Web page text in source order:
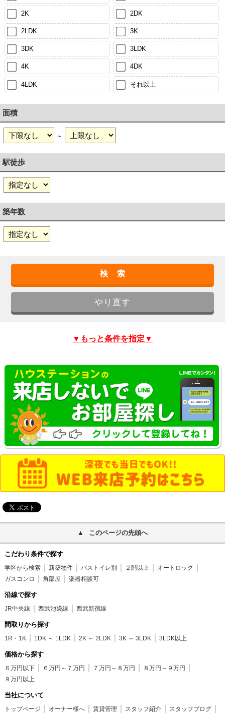
2K 2DK
2LDK 3K
3DK 3LDK
4K 4DK
4LDK それ以上
面積
～
駅徒歩
築年数
▼もっと条件を指定▼
このページの先頭へ
こだわり条件で探す
学区から検索 新築物件 バストイレ別 ２階以上
オートロック
ガスコンロ
角部屋 楽器相談可
沿線で探す
JR中央線 西武池袋線 西武新宿線
間取りから探す
1R・1K 1DK ～ 1LDK 2K ～ 2LDK 3K ～ 3LDK 3LDK以上
価格から探す
６万円以下 ６万円～７万円 ７万円～８万円
８万円～９万円
９万円以上
当社について
トップページ オーナー様へ 賃貸管理 スタッフ紹介
スタッフブログ